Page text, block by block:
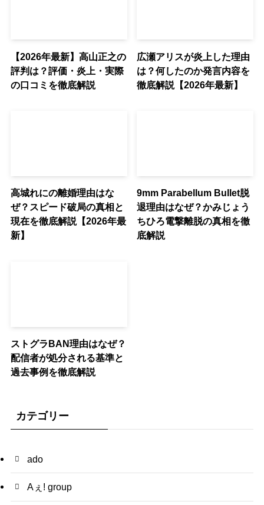
【2026年最新】高山正之の
評判は？評価・炎上・実際
の口コミを徹底解説
広瀬アリスが炎上した理由
は？何したのか発言内容を
徹底解説【2026年最新】
高城れにの離婚理由はな
ぜ？スピード破局の真相と
現在を徹底解説【2026年最
新】
9mm Parabellum Bullet脱
退理由はなぜ？かみじょう
ちひろ電撃離脱の真相を徹
底解説
ストグラBAN理由はなぜ？
配信者が処分される基準と
過去事例を徹底解説
カテゴリー
ado
Aぇ! group